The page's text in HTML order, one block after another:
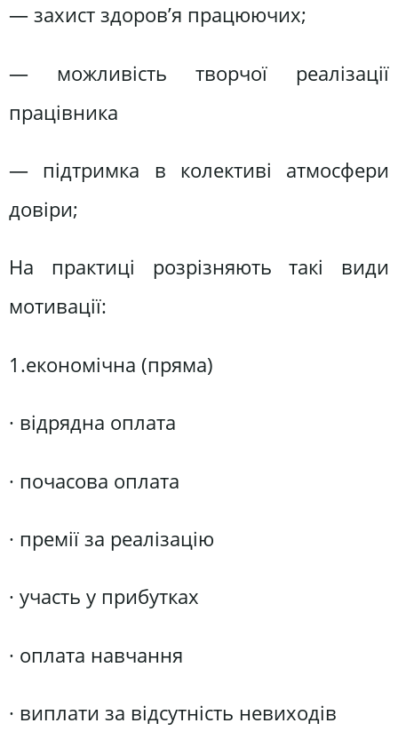
— захист здоров’я працюючих;
— можливість творчої реалізації
працівника
— підтримка в колективі атмосфери
довіри;
На практиці розрізняють такі види
мотивації:
1.економічна (пряма)
· відрядна оплата
· почасова оплата
· премії за реалізацію
· участь у прибутках
· оплата навчання
· виплати за відсутність невиходів